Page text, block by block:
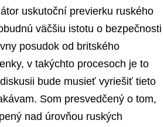
uskutoční previerku ruského
väčšiu istotu o bezpečnosti
posudok od britského
v takýchto procesoch je to
bude musieť vyriešiť tieto
Som presvedčený o tom,
nad úrovňou ruských